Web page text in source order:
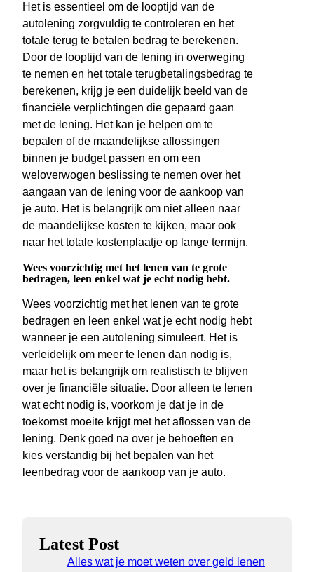
Het is essentieel om de looptijd van de
autolening zorgvuldig te controleren en het
totale terug te betalen bedrag te berekenen.
Door de looptijd van de lening in overweging
te nemen en het totale terugbetalingsbedrag te
berekenen, krijg je een duidelijk beeld van de
financiële verplichtingen die gepaard gaan
met de lening. Het kan je helpen om te
bepalen of de maandelijkse aflossingen
binnen je budget passen en om een
weloverwogen beslissing te nemen over het
aangaan van de lening voor de aankoop van
je auto. Het is belangrijk om niet alleen naar
de maandelijkse kosten te kijken, maar ook
naar het totale kostenplaatje op lange termijn.
Wees voorzichtig met het lenen van te grote
bedragen, leen enkel wat je echt nodig hebt.
Wees voorzichtig met het lenen van te grote
bedragen en leen enkel wat je echt nodig hebt
wanneer je een autolening simuleert. Het is
verleidelijk om meer te lenen dan nodig is,
maar het is belangrijk om realistisch te blijven
over je financiële situatie. Door alleen te lenen
wat echt nodig is, voorkom je dat je in de
toekomst moeite krijgt met het aflossen van de
lening. Denk goed na over je behoeften en
kies verstandig bij het bepalen van het
leenbedrag voor de aankoop van je auto.
Latest Post
Alles wat je moet weten over geld lenen